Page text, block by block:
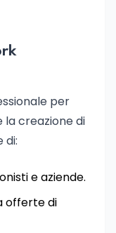
per
creazione di
di:
e aziende.
offerte di